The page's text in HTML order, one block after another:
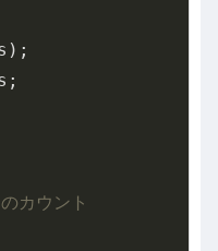
カウント